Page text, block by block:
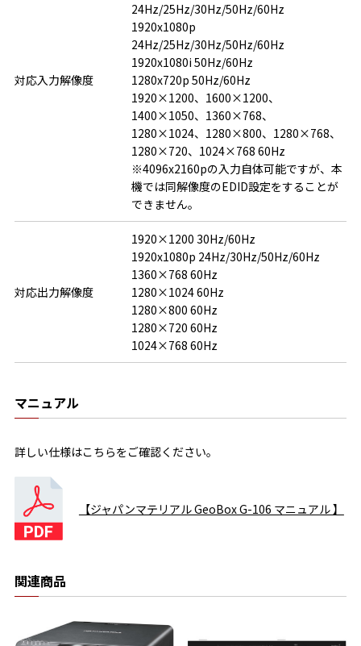
対応入力解像度
24Hz/25Hz/30Hz/50Hz/60Hz
1920x1080p
24Hz/25Hz/30Hz/50Hz/60Hz
1920x1080i 50Hz/60Hz
1280x720p 50Hz/60Hz
1920×1200、1600×1200、
1400×1050、1360×768、
1280×1024、1280×800、1280×768、
1280×720、1024×768 60Hz
※4096x2160pの入力自体可能ですが、本
機では同解像度のEDID設定をすることが
できません。
対応出力解像度
1920×1200 30Hz/60Hz
1920x1080p 24Hz/30Hz/50Hz/60Hz
1360×768 60Hz
1280×1024 60Hz
1280×800 60Hz
1280×720 60Hz
1024×768 60Hz
マニュアル
詳しい仕様はこちらをご確認ください。
【ジャパンマテリアル GeoBox G-106 マニュアル 】
関連商品